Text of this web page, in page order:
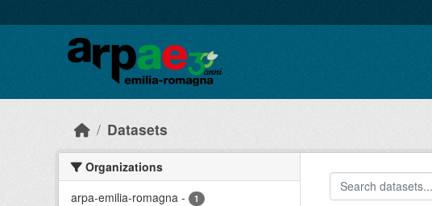
Datasets
Organizations
arpa-emilia-romagna - 1